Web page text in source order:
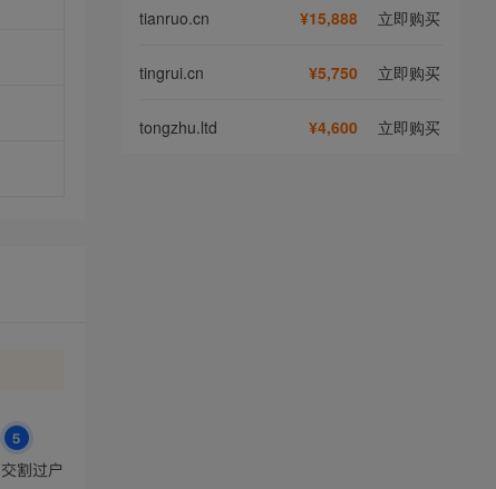
tianruo.cn ¥15,888 立即购买
tingrui.cn ¥5,750 立即购买
tongzhu.ltd ¥4,600 立即购买